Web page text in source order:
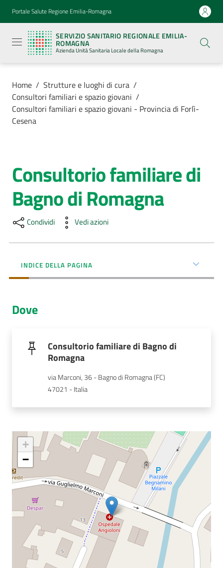
Vai al contenuto
Vai alla navigazione
Vai al footer
Portale Salute Regione Emilia-Romagna
SERVIZIO SANITARIO REGIONALE EMILIA-
ROMAGNA
Azienda Unità Sanitaria Locale della Romagna
Sanitario
Regionale
Emilia-
Romagna
Azienda
Sanitaria
Locale della
Romagna
Servizi
Luoghi
di
cura
Menu selezionato
AUSL
Servizi
e
Concorsi
Seguici
Home / Strutture e luoghi di cura /
Consultori familiari e spazio giovani /
Consultori familiari e spazio giovani - Provincia di Forlì-
Cesena
Salta al contenuto
Consultorio familiare di
Bagno di Romagna
Condividi Vedi azioni
INDICE DELLA PAGINA
Dove
Consultorio familiare di Bagno di
Romagna
via Marconi, 36 - Bagno di Romagna (FC)
47021 - Italia
+
−